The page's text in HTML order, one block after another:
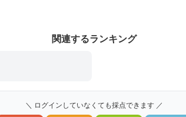
関連するランキング
＼ ログインしていなくても採点できます ／